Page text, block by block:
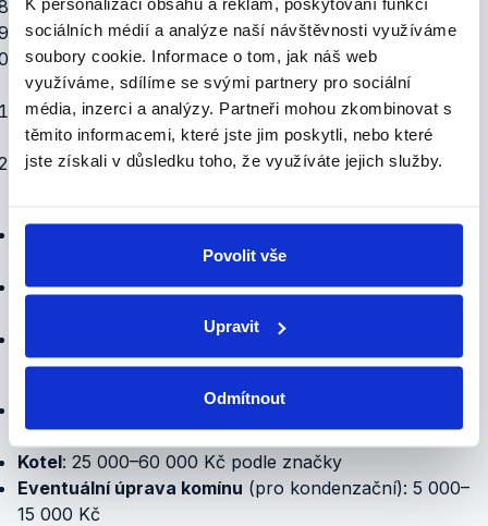
sociálních médií a analýze naší návštěvnosti využíváme
soubory cookie. Informace o tom, jak náš web
využíváme, sdílíme se svými partnery pro sociální
média, inzerci a analýzy. Partneři mohou zkombinovat s
těmito informacemi, které jste jim poskytli, nebo které
jste získali v důsledku toho, že využíváte jejich služby.
Povolit vše
Upravit
Odmítnout
Připojení k topnému systému— hydraulika, regulace
Připojení plynu— TIČR plynař, tlaková zkouška
Vystavení revize— platnost 3 roky pro rozvod, 1 rok
pro kotel
Uvedení do provozu— nastavení parametrů,
ekvitermní křivky, test funkce
Předání + manuál + garance
Standardní výměna
(klasický za kondenzační): 1 den
Komplikovaná výměna(nutná úprava komínu,
: jen v den výměny (10–12 hodin)
Cena
(demontáž + instalace + revize): 12 000–18 000
Kč
Kotel: 25 000–60 000 Kč podle značky
Eventuální úprava komínu (pro kondenzační): 5 000–
15 000 Kč